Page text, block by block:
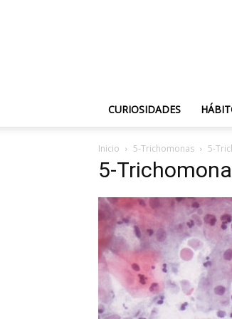
CURIOSIDADES
Inicio 5-Trichomonas 5-
5-